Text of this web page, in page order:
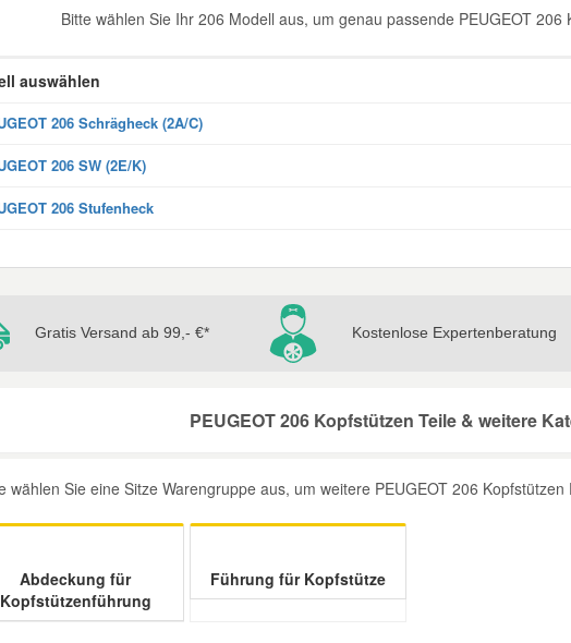
Bitte wählen Sie Ihr 206 Modell aus, um genau passende PEUGEOT 206
auswählen
206 Schrägheck (2A/C)
206 SW (2E/K)
206 Stufenheck
Gratis Versand ab 99,- €* Kostenlose Expertenberatung
PEUGEOT 206 Kopfstützen Teile & weitere
wählen Sie eine Sitze Warengruppe aus, um weitere PEUGEOT 206
Abdeckung für
Kopfstützenführung
Führung für Kopfstütze